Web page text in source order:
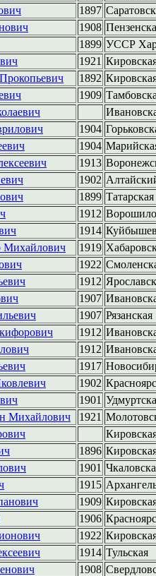
1897
1908
1899 УССР
1921
1892
1909
1904
1904
1913
1902
1899 Татарская
1912
1914
Михайлович 1919
1922
1912
1907
1907 Рязанская
1912
1912
1917
1902
1901
Михайлович 1921
1896
1901
1915
1909
1906
1922
1914 Тульская
1908